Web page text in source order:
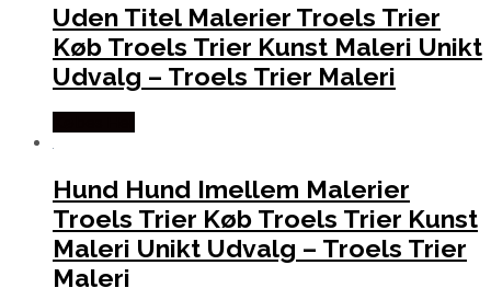
Uden Titel Malerier Troels Trier
Køb Troels Trier Kunst Maleri Unikt
Udvalg – Troels Trier Maleri
Hund Hund Imellem Malerier
Troels Trier Køb Troels Trier Kunst
Maleri Unikt Udvalg – Troels Trier
Maleri